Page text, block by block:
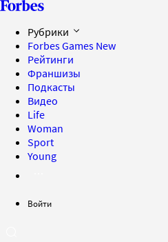
Рубрики
Forbes Games New
Рейтинги
Франшизы
Подкасты
Видео
Life
Woman
Sport
Young
Войти